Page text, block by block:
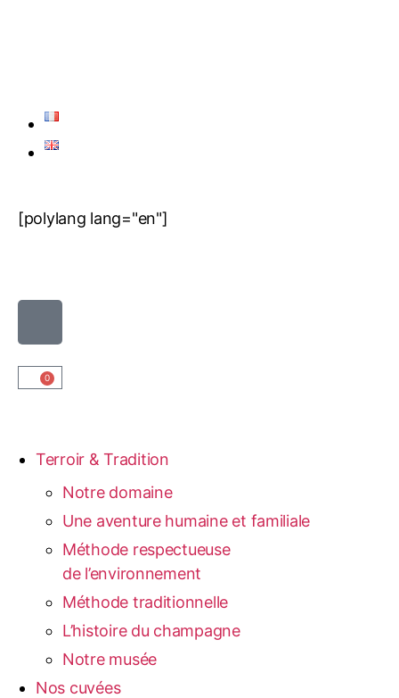
[polylang lang="en"]
0
Terroir & Tradition
Notre domaine
Une aventure humaine et familiale
Méthode respectueuse
de l’environnement
Méthode traditionnelle
L’histoire du champagne
Notre musée
Nos cuvées